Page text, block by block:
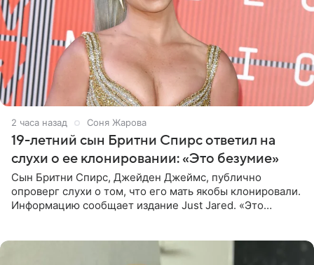
2 часа назад Соня Жарова
19-летний сын Бритни Спирс ответил на
слухи о ее клонировании: «Это безумие»
Сын Бритни Спирс, Джейден Джеймс, публично
опроверг слухи о том, что его мать якобы клонировали.
Информацию сообщает издание Just Jared. «Это